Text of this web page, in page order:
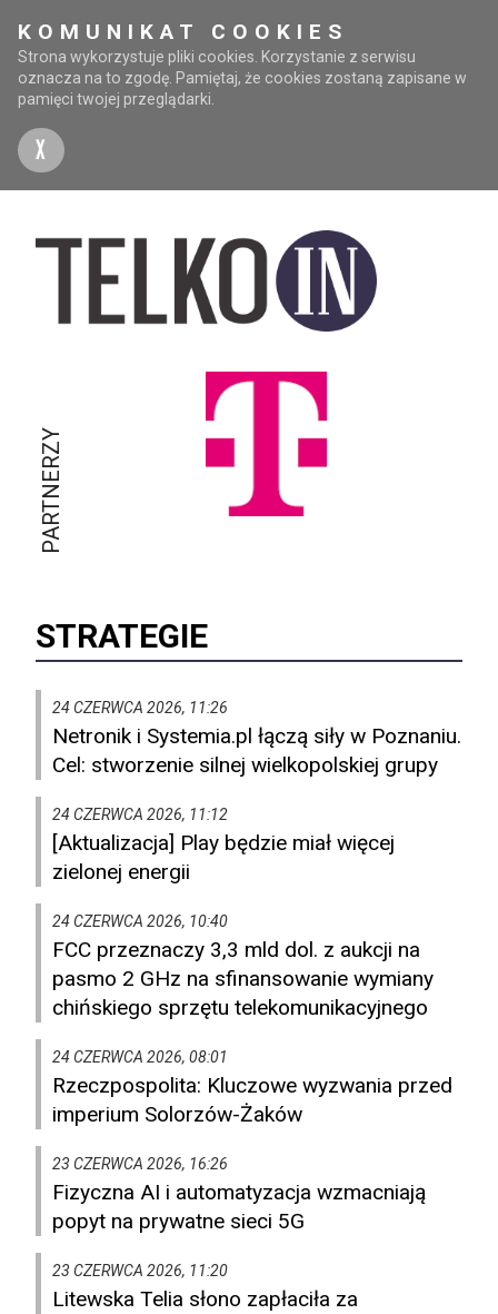
KOMUNIKAT COOKIES
Strona wykorzystuje pliki cookies. Korzystanie z serwisu
oznacza na to zgodę. Pamiętaj, że cookies zostaną zapisane w
pamięci twojej przeglądarki.
X
PARTNERZY
STRATEGIE
24 CZERWCA 2026, 11:26
Netronik i Systemia.pl łączą siły w Poznaniu.
Cel: stworzenie silnej wielkopolskiej grupy
24 CZERWCA 2026, 11:12
[Aktualizacja] Play będzie miał więcej
zielonej energii
24 CZERWCA 2026, 10:40
FCC przeznaczy 3,3 mld dol. z aukcji na
pasmo 2 GHz na sfinansowanie wymiany
chińskiego sprzętu telekomunikacyjnego
24 CZERWCA 2026, 08:01
Rzeczpospolita: Kluczowe wyzwania przed
imperium Solorzów-Żaków
23 CZERWCA 2026, 16:26
Fizyczna AI i automatyzacja wzmacniają
popyt na prywatne sieci 5G
23 CZERWCA 2026, 11:20
Litewska Telia słono zapłaciła za